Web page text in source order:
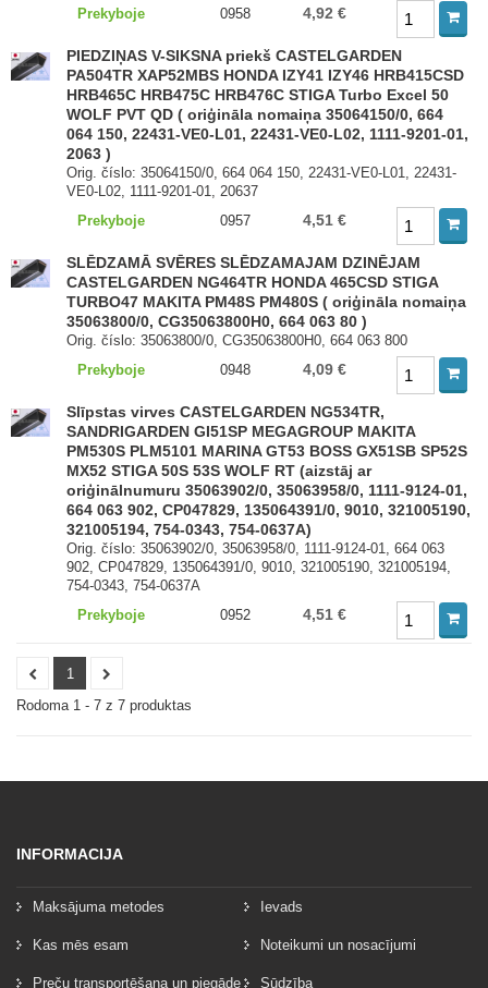
Prekyboje
0958 4,92 €
PIEDZIŅAS V-SIKSNA priekš CASTELGARDEN
PA504TR XAP52MBS HONDA IZY41 IZY46 HRB415CSD
HRB465C HRB475C HRB476C STIGA Turbo Excel 50
WOLF PVT QD ( oriģināla nomaiņa 35064150/0, 664
064 150, 22431-VE0-L01, 22431-VE0-L02, 1111-9201-01,
2063 )
Orig. číslo: 35064150/0, 664 064 150, 22431-VE0-L01, 22431-
VE0-L02, 1111-9201-01, 20637
Prekyboje
0957 4,51 €
SLĒDZAMĀ SVĒRES SLĒDZAMAJAM DZINĒJAM
CASTELGARDEN NG464TR HONDA 465CSD STIGA
TURBO47 MAKITA PM48S PM480S ( oriģināla nomaiņa
35063800/0, CG35063800H0, 664 063 80 )
Orig. číslo: 35063800/0, CG35063800H0, 664 063 800
Prekyboje
0948 4,09 €
Slīpstas virves CASTELGARDEN NG534TR,
SANDRIGARDEN GI51SP MEGAGROUP MAKITA
PM530S PLM5101 MARINA GT53 BOSS GX51SB SP52S
MX52 STIGA 50S 53S WOLF RT (aizstāj ar
oriģinālnumuru 35063902/0, 35063958/0, 1111-9124-01,
664 063 902, CP047829, 135064391/0, 9010, 321005190,
321005194, 754-0343, 754-0637A)
Orig. číslo: 35063902/0, 35063958/0, 1111-9124-01, 664 063
902, CP047829, 135064391/0, 9010, 321005190, 321005194,
754-0343, 754-0637A
Prekyboje
0952 4,51 €
1
Rodoma 1 - 7 z 7 produktas
INFORMACIJA
Maksājuma metodes Ievads
Kas mēs esam Noteikumi un nosacījumi
Preču transportēšana un piegāde Sūdzība